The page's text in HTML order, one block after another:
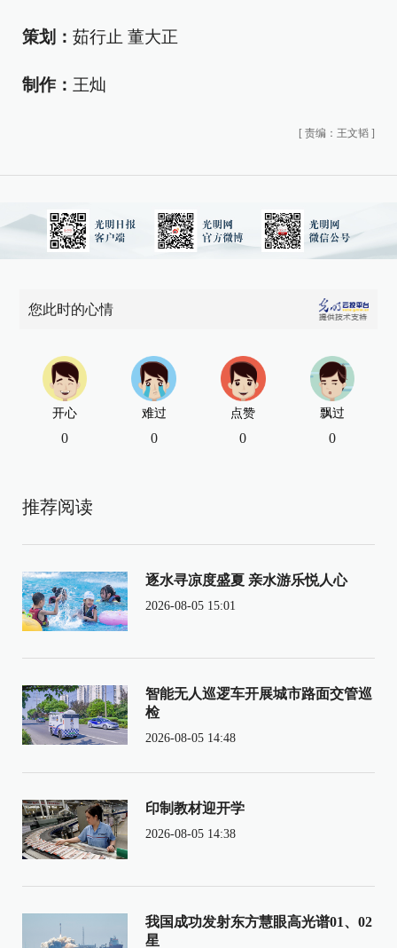
策划： 茹行止 董大正
制作： 王灿
[ 责编：王文韬 ]
您此时的心情
开心
0
难过
0
点赞
0
飘过
0
推荐阅读
逐水寻凉度盛夏 亲水游乐悦人心
2026-08-05 15:01
智能无人巡逻车开展城市路面交管巡
检
2026-08-05 14:48
印制教材迎开学
2026-08-05 14:38
我国成功发射东方慧眼高光谱01、02
星